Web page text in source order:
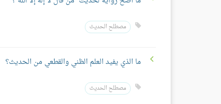
مصطلح الحديث
ما الذي يفيد العلم الظني والقطعي من الحديث؟
مصطلح الحديث